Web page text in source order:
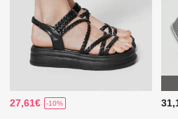
27,61€ -10%